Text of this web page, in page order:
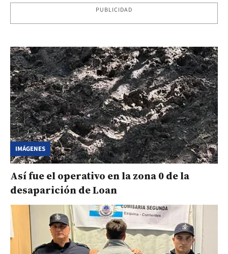
PUBLICIDAD
IMÁGENES
Así fue el operativo en la zona 0 de la
desaparición de Loan